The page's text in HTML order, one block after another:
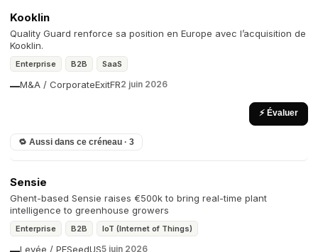
Kooklin
Quality Guard renforce sa position en Europe avec l’acquisition de
Kooklin.
Enterprise B2B SaaS
M&A / Corporate
— ExitFR2 juin 2026
⚡ Évaluer
🔁 Aussi dans ce créneau · 3
Sensie
Ghent-based Sensie raises €500k to bring real-time plant
intelligence to greenhouse growers
Enterprise B2B IoT (Internet of Things)
Levée / PESeedUS5 juin 2026